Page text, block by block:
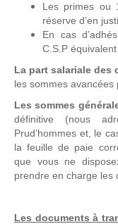
Les primes ou
réserve d’en
En cas
C.S.P
La part salariale des
les sommes avancées
Les sommes
définitive (nous
Prud’hommes et, le
la feuille de paie
que vous ne
prendre en charge les
Les documents à